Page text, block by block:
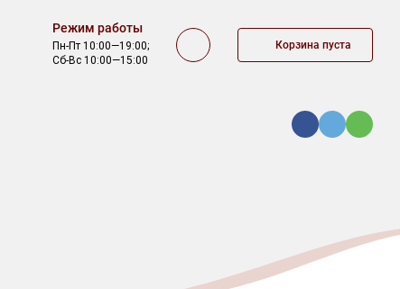
Режим работы
Пн-Пт 10:00—19:00;
Сб-Вс 10:00—15:00
Корзина пуста